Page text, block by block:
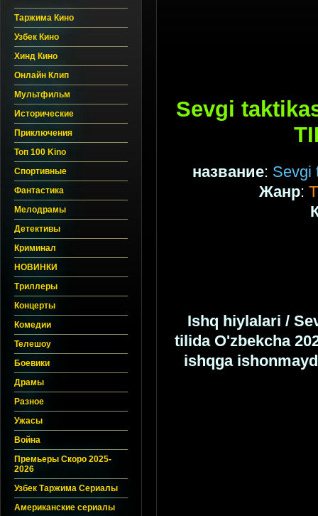
Таржима Кино
Узбек Кино
Хинд Кино
Онлайн Клип
Мультфильм
Исторические
Приключения
Топ 100 Kino
Спортивные
Фантастика
Мелодрамы
Детективы
Криминал
НОВИНКИ
Триллеры
Концерты
Комедии
Телешоу
Боевики
Драмы
Разное
Ужасы
Война
Премьеры Скоро 2025-
2026
Узбек Таржима Сериалы
Американские сериалы
Sevgi
название: Sevgi
Жанр:
Ishq hiylalari /
tilida O'zbekcha
ishqga